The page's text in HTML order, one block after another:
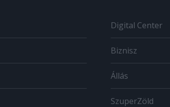
Digital Center
Biznisz
Állás
SzuperZöld